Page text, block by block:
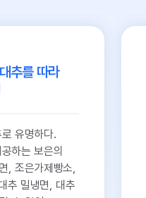
추를 따라
유명하다.
하는 보은의
, 조은가제빵소,
추 밀냉면, 대추